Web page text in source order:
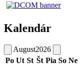
Kalendár
August2026
Po Ut St Št Pia So Ne